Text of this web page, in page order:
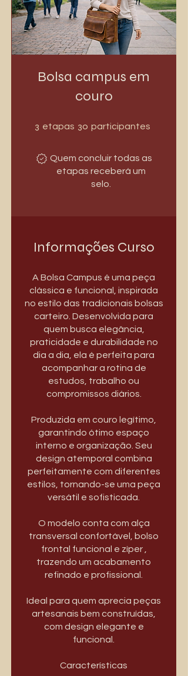
Bolsa campus em
couro
3 etapas 30 participantes
Quem concluir todas as
etapas receberá um
selo.
Informações Curso
A Bolsa Campus é uma peça
clássica e funcional, inspirada
no estilo das tradicionais bolsas
carteiro. Desenvolvida para
quem busca elegância,
praticidade e durabilidade no
dia a dia, ela é perfeita para
acompanhar a rotina de
estudos, trabalho ou
compromissos diários.
Produzida em couro legítimo,
garantindo ótimo espaço
interno e organização. Seu
design atemporal combina
perfeitamente com diferentes
estilos, tornando-se uma peça
versátil e sofisticada.
O modelo conta com alça
transversal confortável, bolso
frontal funcional e zíper ,
trazendo um acabamento
refinado e profissional.
Ideal para quem aprecia peças
artesanais bem construídas,
com design elegante e
funcional.
Características